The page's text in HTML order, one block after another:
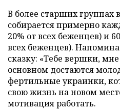
В более старших группах
собирается примерно
20% от всех беженцев) и
всех беженцев).
сказку: «Тебе вершки,
основном достаются
фертильные украинки,
свою жизнь на новом
мотивация работать.